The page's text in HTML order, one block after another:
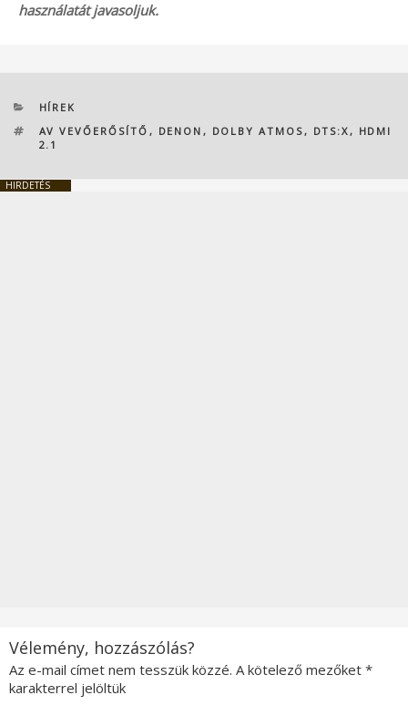
használatát javasoljuk.
KATEGÓRIÁK
HÍREK
CÍMKÉK
AV VEVŐERŐSÍTŐ , DENON , DOLBY ATMOS , DTS:X , HDMI
2.1
HIRDETÉS
Vélemény, hozzászólás?
Az e-mail címet nem tesszük közzé. A kötelező mezőket *
karakterrel jelöltük